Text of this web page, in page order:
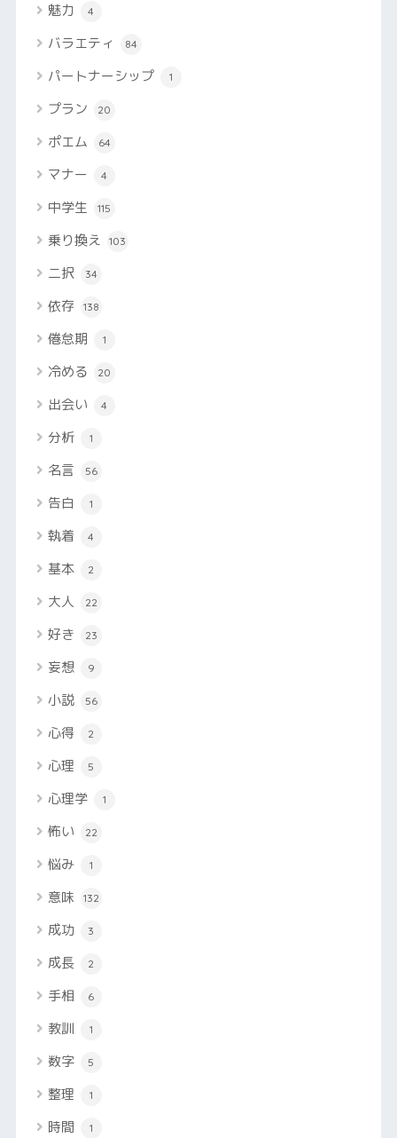
魅力 4
バラエティ 84
パートナーシップ 1
プラン 20
ポエム 64
マナー 4
中学生 115
乗り換え 103
二択 34
依存 138
倦怠期 1
冷める 20
出会い 4
分析 1
名言 56
告白 1
執着 4
基本 2
大人 22
好き 23
妄想 9
小説 56
心得 2
心理 5
心理学 1
怖い 22
悩み 1
意味 132
成功 3
成長 2
手相 6
教訓 1
数字 5
整理 1
時間 1